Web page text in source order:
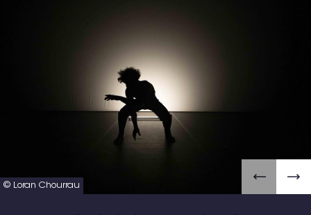
© Loran Chourrau